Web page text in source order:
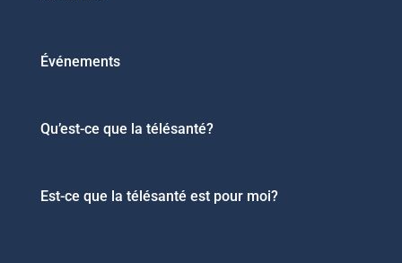
Événements
Qu’est-ce que la télésanté?
Est-ce que la télésanté est pour moi?